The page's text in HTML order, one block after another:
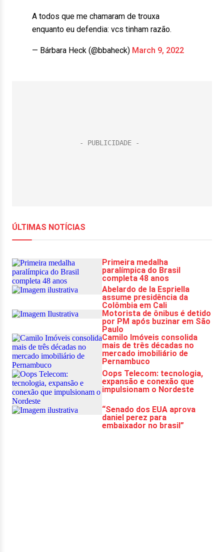
A todos que me chamaram de trouxa
enquanto eu defendia: vcs tinham razão.
— Bárbara Heck (@bbaheck) March 9, 2022